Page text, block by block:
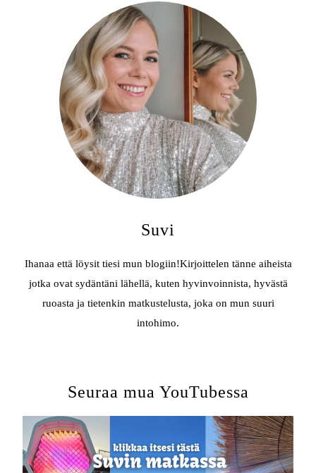
Suvi
Ihanaa että löysit tiesi mun blogiin!Kirjoittelen tänne aiheista
jotka ovat sydäntäni lähellä, kuten hyvinvoinnista, hyvästä
ruoasta ja tietenkin matkustelusta, joka on mun suuri
intohimo.
Seuraa mua YouTubessa